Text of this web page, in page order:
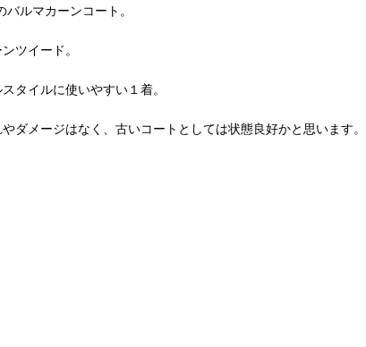
ルマカーンコート。
ツイード。
タイルに使いやすい１着。
ダメージはなく、古いコートとしては状態良好かと思います。